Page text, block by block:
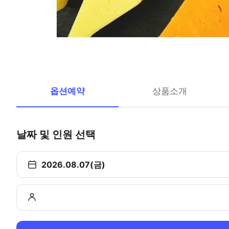
옵션예약 상품소개
날짜 및 인원 선택
2026.08.07(금)